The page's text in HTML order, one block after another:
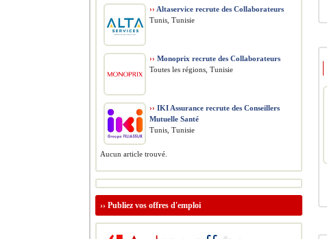
›› Altaservice recrute des Collaborateurs
Tunis, Tunisie
›› Monoprix recrute des Collaborateurs
Toutes les régions, Tunisie
›› IKI Assurance recrute des Conseillers
Mutuelle Santé
Tunis, Tunisie
Aucun article trouvé.
›› Publiez vos offres d'emploi